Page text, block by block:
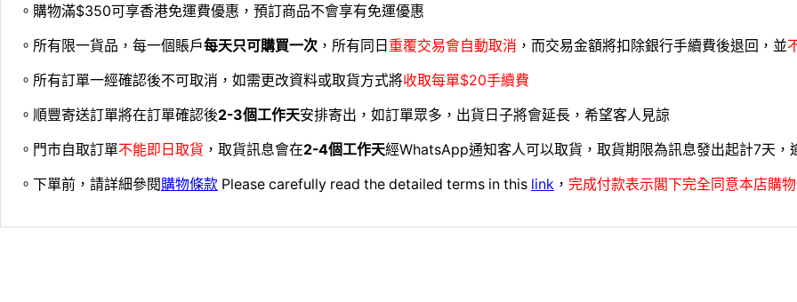
。購物滿$350可享香港免運費優惠，預訂商品不會享有免運優惠
。所有限一貨品，每一個賬戶每天只可購買一次 ，所有同日 重覆交易會自動取消 ，而交易金額將扣除銀行手續費後退回，並
。所有訂單一經確認後不可取消，如需更改資料或取貨方式將收取每單$20手續費
。順豐寄送訂單將在訂單確認後2-3個工作天安排寄出，如訂單眾多，出貨日子將會延長，希望客人見諒
。門市自取訂單不能即日取貨 ，取貨訊息會在2-4個工作天經WhatsApp通知客人可以取貨，取貨期限為訊息發出起計7天，
。下單前，請詳細參閱購物條款 Please carefully read the detailed terms in this link ， 完成付款表示閣下完全同意本店購